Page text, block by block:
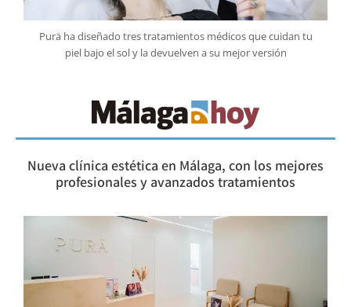
Purä ha diseñado tres tratamientos médicos que cuidan tu
piel bajo el sol y la devuelven a su mejor versión
Nueva clínica estética en Málaga, con los mejores
profesionales y avanzados tratamientos